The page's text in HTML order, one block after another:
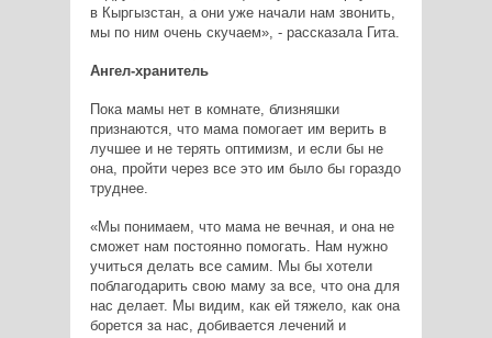
в Кыргызстан, а они уже начали нам звонить,
мы по ним очень скучаем», - рассказала Гита.
Ангел-хранитель
Пока мамы нет в комнате, близняшки
признаются, что мама помогает им верить в
лучшее и не терять оптимизм, и если бы не
она, пройти через все это им было бы гораздо
труднее.
«Мы понимаем, что мама не вечная, и она не
сможет нам постоянно помогать. Нам нужно
учиться делать все самим. Мы бы хотели
поблагодарить свою маму за все, что она для
нас делает. Мы видим, как ей тяжело, как она
борется за нас, добивается лечений и